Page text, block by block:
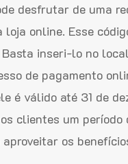
desfrutar de uma
online. Esse
inseri-lo no
de pagamento
é válido até 31 de
clientes um período
os